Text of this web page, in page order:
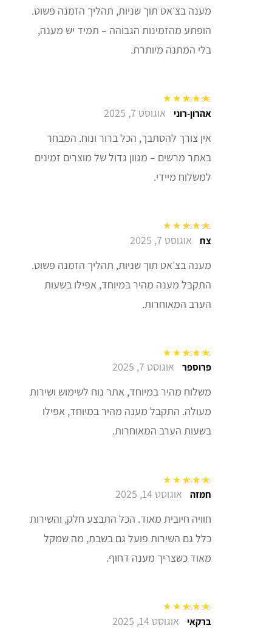
מענה בצ׳אט תוך שניות, תהליך הזמנה פשוט.
הופתע מהזמינות הגבוהה – תמיד יש מענה,
בלי המתנה מיותרת.
דורג5מתוך 5
אהרון-רוני אוגוסט 7, 2025
אין צורך להסתבך, הכל ברור ונוח. המבחר
באתר מרשים – מגוון גדול של מוצרים זמינים
למשלוח מיידי.
דורג5 מתוך 5 צח אוגוסט 7, 2025
מענה בצ׳אט תוך שניות, תהליך הזמנה פשוט.
התקבל מענה מהיר במיוחד, אפילו בשעות
הערב המאוחרות.
דורג5מתוך 5פרוספר אוגוסט 7, 2025
משלוח מהיר במיוחד, אתר נוח לשימוש ושירות
מעולה. התקבל מענה מהיר במיוחד, אפילו
בשעות הערב המאוחרות.
דורג5מתוך 5חמזה אוגוסט 14, 2025
חוויה חיובית מאוד. הכל התבצע חלק, והשירות
כלל גם השירות פועל גם בשבת, מה שמקל
מאוד כשצריך מענה דחוף.
דורג5מתוך 5ברקאי אוגוסט 14, 2025